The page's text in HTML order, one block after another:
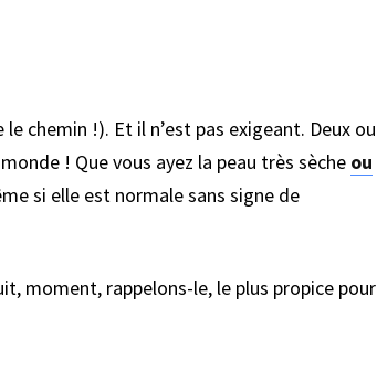
chemin !). Et il n’est pas exigeant. Deux ou
! Que vous ayez la peau très sèche ou
si elle est normale sans signe de
moment, rappelons-le, le plus propice pour